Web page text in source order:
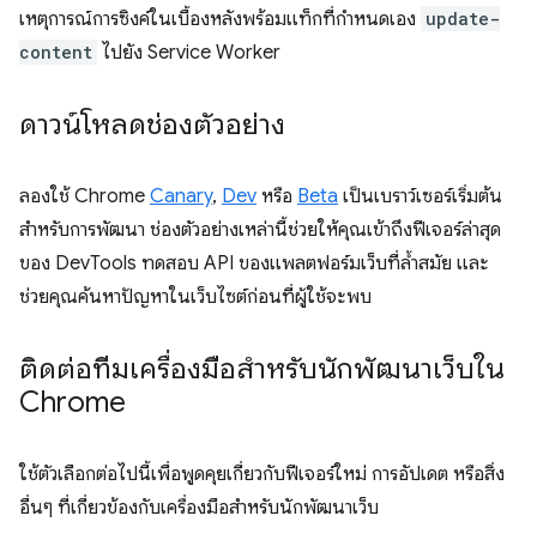
เหตุการณ์การซิงค์ในเบื้องหลังพร้อมแท็กที่กำหนดเอง update-
content ไปยัง Service Worker
ดาวน์โหลดช่องตัวอย่าง
ลองใช้ Chrome Canary, Dev หรือ Beta เป็นเบราว์เซอร์เริ่มต้น
สำหรับการพัฒนา ช่องตัวอย่างเหล่านี้ช่วยให้คุณเข้าถึงฟีเจอร์ล่าสุด
ของ DevTools ทดสอบ API ของแพลตฟอร์มเว็บที่ล้ำสมัย และ
ช่วยคุณค้นหาปัญหาในเว็บไซต์ก่อนที่ผู้ใช้จะพบ
ติดต่อทีมเครื่องมือสำหรับนักพัฒนาเว็บใน
Chrome
ใช้ตัวเลือกต่อไปนี้เพื่อพูดคุยเกี่ยวกับฟีเจอร์ใหม่ การอัปเดต หรือสิ่ง
อื่นๆ ที่เกี่ยวข้องกับเครื่องมือสำหรับนักพัฒนาเว็บ